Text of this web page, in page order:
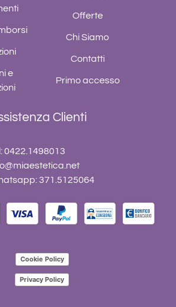
e
Offerte
Chi Siamo
Contatti
Primo accesso
Clienti
0422.1498013
371.5125064
Cookie Policy
Privacy Policy